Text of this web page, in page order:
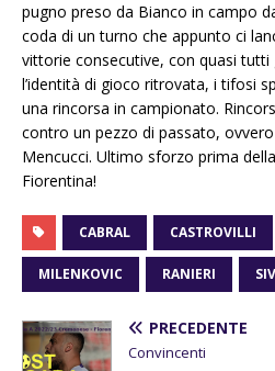
pugno preso da Bianco in campo
coda di un turno che appunto ci
vittorie consecutive, con quasi
l’identità di gioco ritrovata, i tifosi
una rincorsa in campionato.
contro un pezzo di passato,
Mencucci. Ultimo sforzo prima
Fiorentina!
CABRAL CASTROVILLI
MILENKOVIC RANIERI
PRECEDENTE
Convincenti